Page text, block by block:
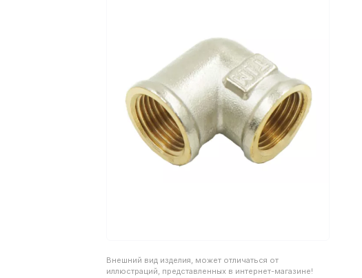
Внешний вид изделия, может отличаться от
иллюстраций, представленных в интернет-магазине!